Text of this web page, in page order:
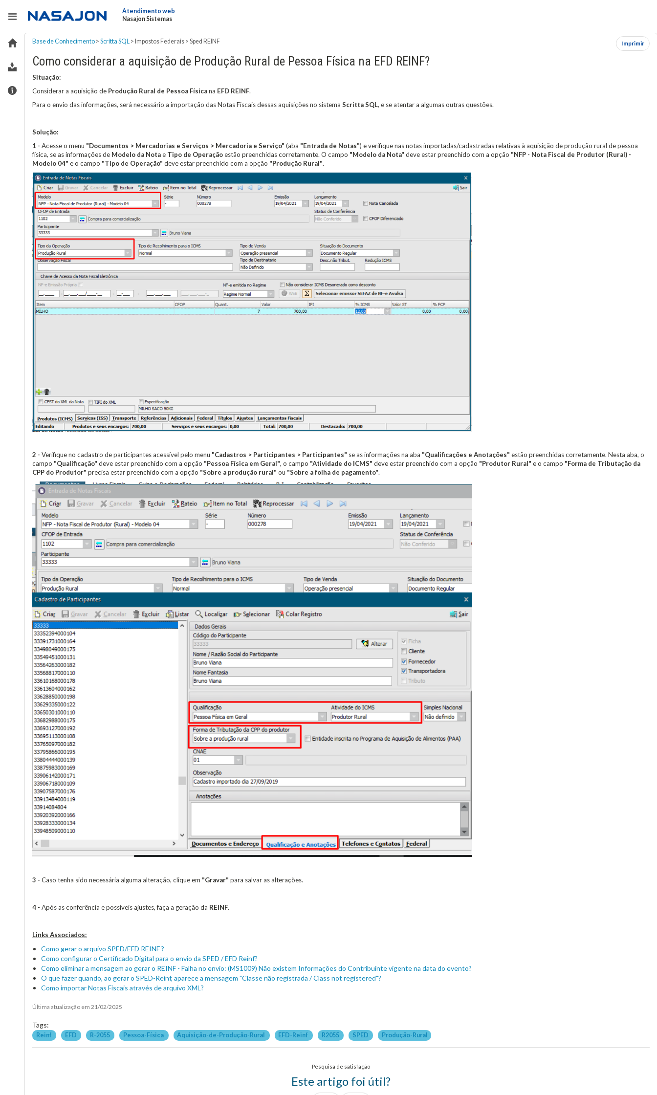
Atendimento web
Nasajon Sistemas
Base de Conhecimento > Scritta SQL > Impostos Federais > Sped REINF Imprimir
Como considerar a aquisição de Produção Rural de Pessoa Física na EFD REINF?
Situação:
Considerar a aquisição de Produção Rural de Pessoa Físicana EFD REINF.
Para o envio das informações, será necessário a importação das Notas Fiscais dessas aquisições no sistema Scritta SQL, e se atentar a algumas outras questões.
Solução:
1 - Acesse o menu "Documentos > Mercadorias e Serviços > Mercadoria e Serviço" (aba "Entrada de Notas") everifique nas notas importadas/cadastradas relativas à aquisição de produção rural de pessoa
física, se as informações de Modelo da Notae Tipo de Operaçãoestão preenchidas corretamente. O campo "Modelo da Nota" deve estar preenchido com a opção "NFP - Nota Fiscal de Produtor (Rural) -
Modelo 04" e o campo "Tipo de Operação" deve estar preenchido com a opção "Produção Rural".
2 - Verifique no cadastro de participantes acessível pelo menu "Cadastros > Participantes > Participantes" se as informações na aba "Qualificações e Anotações" estão preenchidas corretamente. Nesta aba, o
campo "Qualificação" deve estar preenchido com a opção "Pessoa Física em Geral", o campo "Atividade do ICMS" deve estar preenchido com a opção "Produtor Rural" e o campo "Forma de Tributação da
CPP do Produtor" precisa estar preenchido com a opção "Sobre a produção rural" ou "Sobre a folha de pagamento".
3 - Caso tenha sido necessária alguma alteração, clique em "Gravar" para salvar as alterações.
4 - Após as conferência e possíveis ajustes, faça a geração da REINF.
Links Associados:
Como gerar o arquivo SPED/EFD REINF ?
Como configurar o Certificado Digital para o envio da SPED / EFD Reinf?
Como eliminar a mensagem ao gerar o REINF - Falha no envio: (MS1009) Não existem Informações do Contribuinte vigente na data do evento?
O que fazer quando, ao gerar o SPED-Reinf, aparece a mensagem "Classe não registrada / Class not registered"?
Como importar Notas Fiscais através de arquivo XML?
Última atualização em 21/02/2025
Tags:
Reinf EFD R-2055 Pessoa-Física Aquisição-de-Produção-Rural EFD-Reinf R2055 SPED Produção-Rural
Pesquisa de satisfação
Este artigo foi útil?